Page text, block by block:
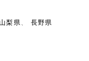
山梨県
長野県